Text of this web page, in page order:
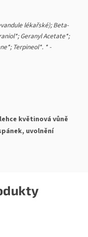
lékařské); Beta-
Geranyl Acetate*;
Terpineol*. * -
květinová vůně
uvolnění